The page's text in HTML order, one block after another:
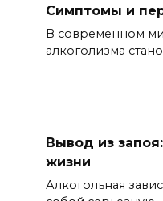
Симптомы и
В современном
алкоголизма
Вывод из
жизни
Алкогольная